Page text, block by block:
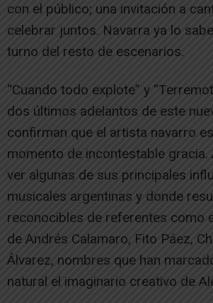
con el público; una invitación a
celebrar juntos. Navarra ya lo
turno del resto de escenarios.
“Cuando todo explote” y
dos últimos adelantos de este
confirman que el artista navarro
momento de incontestable gracia.
ver algunas de sus principales
musicales argentinas y donde
reconocibles de referentes como
de Andrés Calamaro, Fito Páez,
Álvarez, nombres que han
natural el imaginario creativo de